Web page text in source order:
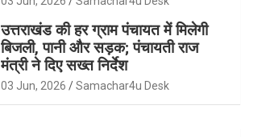
उत्तराखंड की हर ग्राम पंचायत में मिलेगी
बिजली, पानी और सड़क; पंचायती राज
मंत्री ने दिए सख्त निर्देश
03 Jun, 2026 Samachar4u Desk